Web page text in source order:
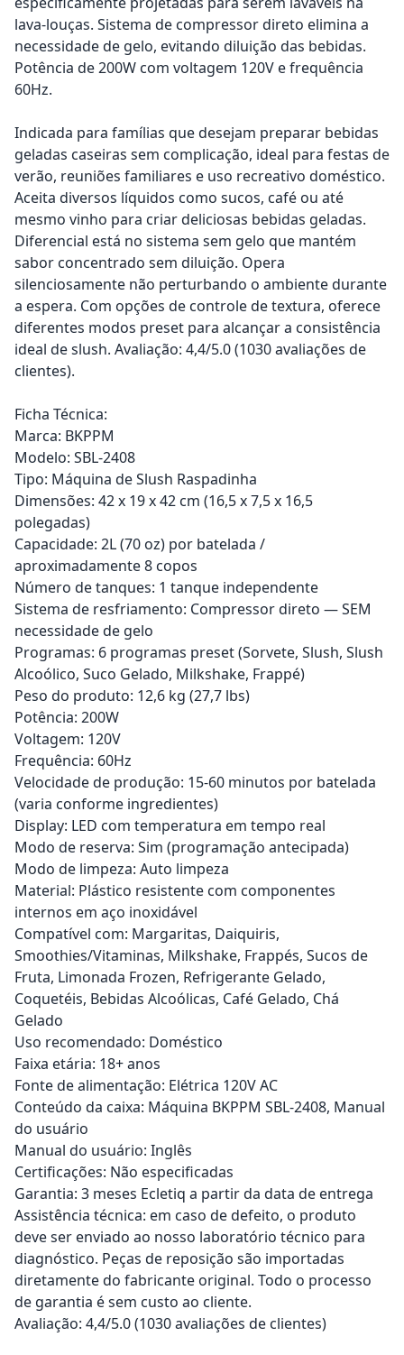
lava-louças. Sistema de compressor direto elimina a
necessidade de gelo, evitando diluição das bebidas.
Potência de 200W com voltagem 120V e frequência
60Hz.
Indicada para famílias que desejam preparar bebidas
geladas caseiras sem complicação, ideal para festas de
verão, reuniões familiares e uso recreativo doméstico.
Aceita diversos líquidos como sucos, café ou até
mesmo vinho para criar deliciosas bebidas geladas.
Diferencial está no sistema sem gelo que mantém
sabor concentrado sem diluição. Opera
silenciosamente não perturbando o ambiente durante
a espera. Com opções de controle de textura, oferece
diferentes modos preset para alcançar a consistência
ideal de slush. Avaliação: 4,4/5.0 (1030 avaliações de
clientes).
Ficha Técnica:
Marca: BKPPM
Modelo: SBL-2408
Tipo: Máquina de Slush Raspadinha
Dimensões: 42 x 19 x 42 cm (16,5 x 7,5 x 16,5
polegadas)
Capacidade: 2L (70 oz) por batelada /
aproximadamente 8 copos
Número de tanques: 1 tanque independente
Sistema de resfriamento: Compressor direto — SEM
necessidade de gelo
Programas: 6 programas preset (Sorvete, Slush, Slush
Alcoólico, Suco Gelado, Milkshake, Frappé)
Peso do produto: 12,6 kg (27,7 lbs)
Potência: 200W
Voltagem: 120V
Frequência: 60Hz
Velocidade de produção: 15-60 minutos por batelada
(varia conforme ingredientes)
Display: LED com temperatura em tempo real
Modo de reserva: Sim (programação antecipada)
Modo de limpeza: Auto limpeza
Material: Plástico resistente com componentes
internos em aço inoxidável
Compatível com: Margaritas, Daiquiris,
Smoothies/Vitaminas, Milkshake, Frappés, Sucos de
Fruta, Limonada Frozen, Refrigerante Gelado,
Coquetéis, Bebidas Alcoólicas, Café Gelado, Chá
Gelado
Uso recomendado: Doméstico
Faixa etária: 18+ anos
Fonte de alimentação: Elétrica 120V AC
Conteúdo da caixa: Máquina BKPPM SBL-2408, Manual
do usuário
Manual do usuário: Inglês
Certificações: Não especificadas
Garantia: 3 meses Ecletiq a partir da data de entrega
Assistência técnica: em caso de defeito, o produto
deve ser enviado ao nosso laboratório técnico para
diagnóstico. Peças de reposição são importadas
diretamente do fabricante original. Todo o processo
de garantia é sem custo ao cliente.
Avaliação: 4,4/5.0 (1030 avaliações de clientes)